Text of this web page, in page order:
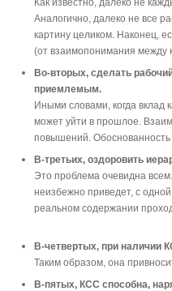
Как известно, далеко не
Аналогично, далеко не все
картину целиком. Наконец,
Во-вторых, сделать
приемлемым.
Иными словами, когда
может уйти в прошлое.
В-третьих, оздоровить
Это проблема очевидна
неизбежно приведет, с
реальном содержании
В-четвертых, при наличии
В-пятых, КСС способна,